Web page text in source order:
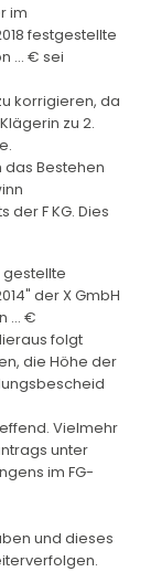
im
festgestellte
... € sei
korrigieren, da
zu 2.
Bestehen
F KG. Dies
gestellte
der X GmbH
... €
folgt
die Höhe der
Vielmehr
unter
im FG-
und dieses